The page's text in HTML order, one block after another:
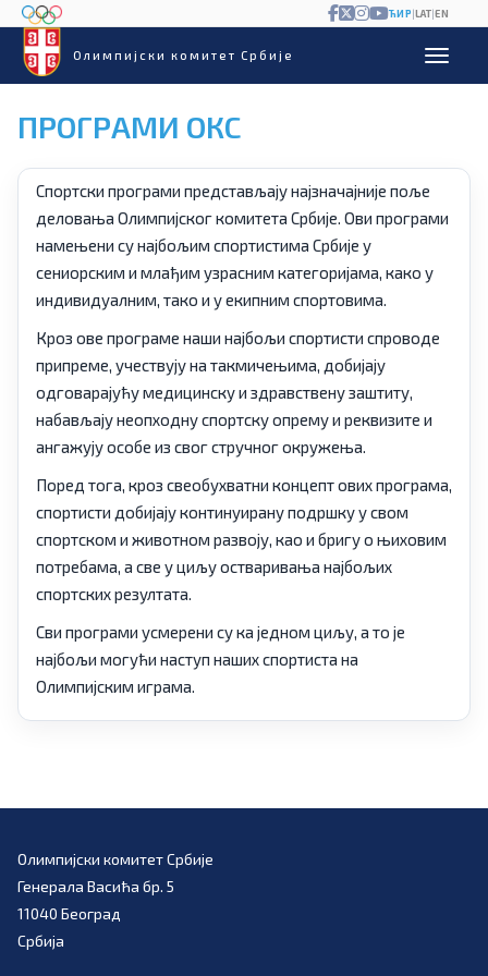
Олимпијски комитет Србије
ЋИР|LAT|EN
ПРОГРАМИ ОКС
Спортски програми представљају најзначајније поље
деловања Олимпијског комитета Србије. Ови програми
намењени су најбољим спортистима Србије у
сениорским и млађим узрасним категоријама, како у
индивидуалним, тако и у екипним спортовима.
Кроз ове програме наши најбољи спортисти спроводе
припреме, учествују на такмичењима, добијају
одговарајућу медицинску и здравствену заштиту,
набављају неопходну спортску опрему и реквизите и
ангажују особе из свог стручног окружења.
Поред тога, кроз свеобухватни концепт ових програма,
спортисти добијају континуирану подршку у свом
спортском и животном развоју, као и бригу о њиховим
потребама, а све у циљу остваривања најбољих
спортских резултата.
Сви програми усмерени су ка једном циљу, а то је
најбољи могући наступ наших спортиста на
Олимпијским играма.
Олимпијски комитет Србије
Генерала Васића бр. 5
11040 Београд
Србија